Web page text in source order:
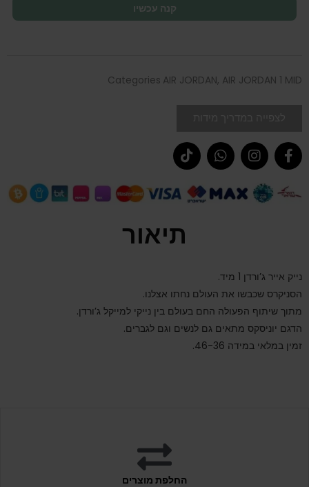
קנה עכשיו
Categories AIR JORDAN, AIR JORDAN 1 MID
תיאור
נייק אייר ג’ורדן 1 מיד.
הסניקרס שכבשו את העולם נחתו אצלנו.
מתוך שיתוף הפעולה החם בעולם בין נייקי למייקל ג’ורדן.
הדגם יוניסקס מתאים גם לנשים וגם לגברים.
זמין במלאי במידה 46-36.
החלפת מוצרים